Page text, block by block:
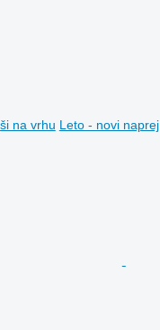
na vrhu Leto - novi naprej